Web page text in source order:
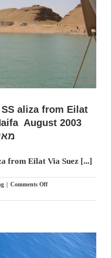
aliza from Eilat
August 2003
from Eilat Via Suez [...]
| Comments Offon
on
aliza
from